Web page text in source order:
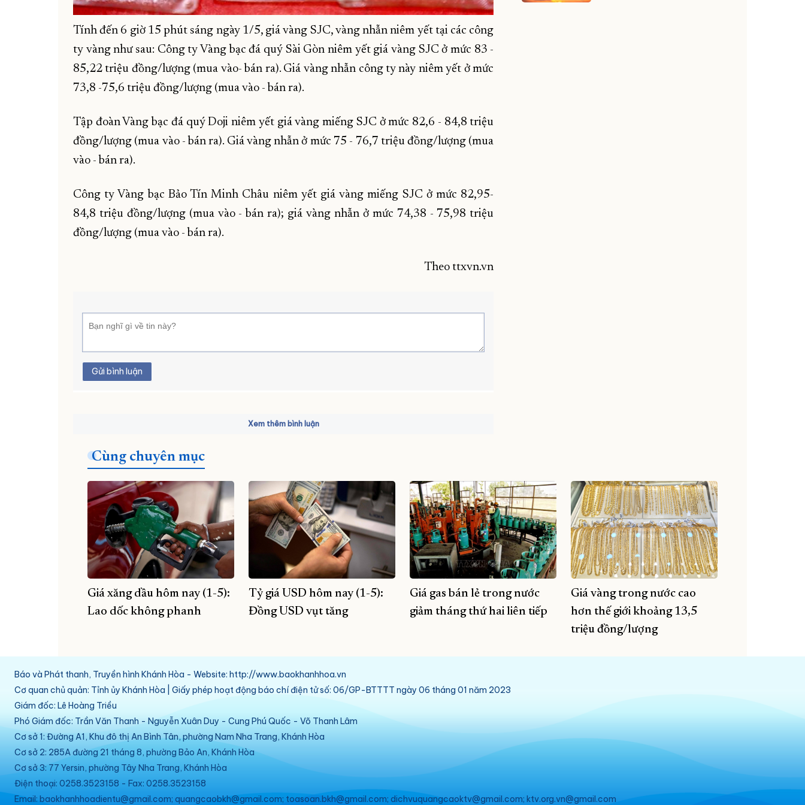
Tính đến 6 giờ 15 phút sáng ngày 1/5, giá vàng SJC, vàng nhẫn niêm yết tại các công
ty vàng như sau: Công ty Vàng bạc đá quý Sài Gòn niêm yết giá vàng SJC ở mức 83 -
85,22 triệu đồng/lượng (mua vào- bán ra). Giá vàng nhẫn công ty này niêm yết ở mức
73,8 -75,6 triệu đồng/lượng (mua vào - bán ra).
Tập đoàn Vàng bạc đá quý Doji niêm yết giá vàng miếng SJC ở mức 82,6 - 84,8 triệu
đồng/lượng (mua vào - bán ra). Giá vàng nhẫn ở mức 75 - 76,7 triệu đồng/lượng (mua
vào - bán ra).
Công ty Vàng bạc Bảo Tín Minh Châu niêm yết giá vàng miếng SJC ở mức 82,95-
84,8 triệu đồng/lượng (mua vào - bán ra); giá vàng nhẫn ở mức 74,38 - 75,98 triệu
đồng/lượng (mua vào - bán ra).
Theo ttxvn.vn
Gửi bình luận
Xem thêm bình luận
Cùng chuyên mục
Giá xăng dầu hôm nay (1-5):
Lao dốc không phanh
Tỷ giá USD hôm nay (1-5):
Đồng USD vụt tăng
Giá gas bán lẻ trong nước
giảm tháng thứ hai liên tiếp
Giá vàng trong nước cao
hơn thế giới khoảng 13,5
triệu đồng/lượng
Báo và Phát thanh, Truyền hình Khánh Hòa - Website: http://www.baokhanhhoa.vn
Cơ quan chủ quản: Tỉnh ủy Khánh Hòa | Giấy phép hoạt động báo chí điện tử số: 06/GP-BTTTT ngày 06 tháng 01 năm 2023
Giám đốc: Lê Hoàng Triều
Phó Giám đốc: Trần Văn Thanh - Nguyễn Xuân Duy - Cung Phú Quốc - Võ Thanh Lâm
Cơ sở 1: Đường A1, Khu đô thị An Bình Tân, phường Nam Nha Trang, Khánh Hòa
Cơ sở 2: 285A đường 21 tháng 8, phường Bảo An, Khánh Hòa
Cơ sở 3: 77 Yersin, phường Tây Nha Trang, Khánh Hòa
Điện thoại: 0258.3523158 - Fax: 0258.3523158
Email: baokhanhhoadientu@gmail.com; quangcaobkh@gmail.com; toasoan.bkh@gmail.com; dichvuquangcaoktv@gmail.com; ktv.org.vn@gmail.com